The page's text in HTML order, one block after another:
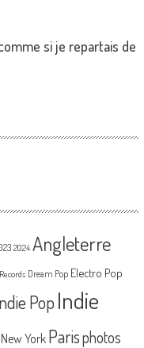
si je repartais de
2024 Angleterre
Dream Pop Electro Pop
PopIndie
New York Parisphotos